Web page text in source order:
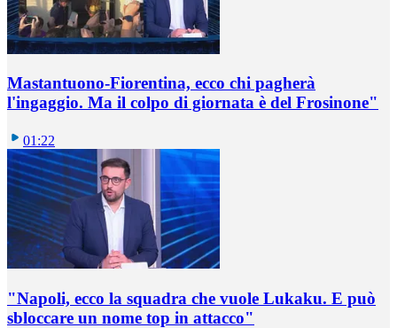
Mastantuono-Fiorentina, ecco chi pagherà
l'ingaggio. Ma il colpo di giornata è del Frosinone"
01:22
"Napoli, ecco la squadra che vuole Lukaku. E può
sbloccare un nome top in attacco"